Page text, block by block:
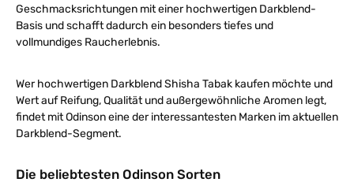
Geschmacksrichtungen mit einer hochwertigen Darkblend-
Basis und schafft dadurch ein besonders tiefes und
vollmundiges Raucherlebnis.
Wer hochwertigen Darkblend Shisha Tabak kaufen möchte und
Wert auf Reifung, Qualität und außergewöhnliche Aromen legt,
findet mit Odinson eine der interessantesten Marken im aktuellen
Darkblend-Segment.
Die beliebtesten Odinson Sorten